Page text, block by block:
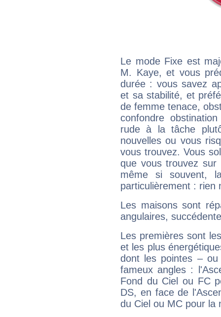
Le mode Fixe est
M. Kaye, et vous
durée : vous savez
et sa stabilité, et
de femme tenace,
confondre
rude à la tâche
nouvelles ou vous
vous trouvez. Vous
que vous trouvez
même si souvent,
particulièrement : rien
Les maisons sont
angulaires,
Les premières sont
et les plus
dont les pointes –
fameux angles :
Fond du Ciel ou FC
DS, en face de
du Ciel ou MC pour la